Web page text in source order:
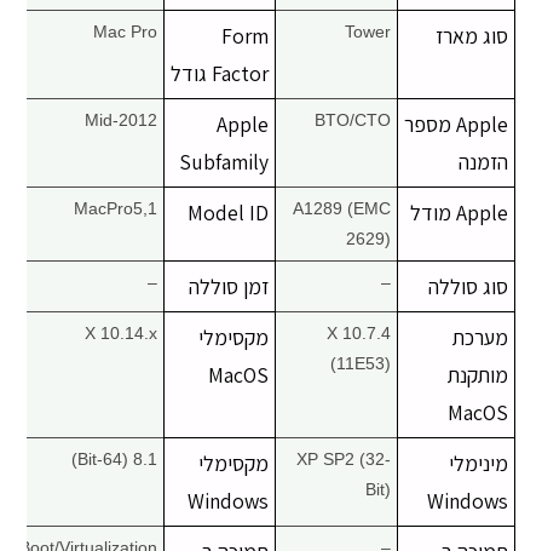
סוג מארז Tower
Form
Factor גודל
Mac Pro
Apple מספר
הזמנה
BTO/CTO
Apple
Subfamily
Mid-2012
Apple מודל
A1289 (EMC
2629)
Model ID
MacPro5,1
סוג סוללה – זמן סוללה –
מערכת
מותקנת
MacOS
X 10.7.4
(11E53)
מקסימלי
MacOS
X 10.14.x
מינימלי
Windows
XP SP2 (32-
Bit)
מקסימלי
Windows
8.1 (64-Bit)